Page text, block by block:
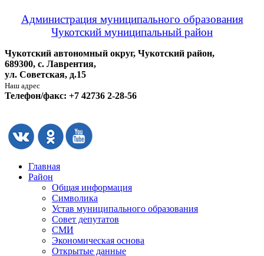
Администрация муниципального образования
Чукотский муниципальный район
Чукотский автономный округ, Чукотский район,
689300, с. Лаврентия,
ул. Советская, д.15
Наш адрес
Телефон/факс: +7 42736 2-28-56
Главная
Район
Общая информация
Символика
Устав муниципального образования
Совет депутатов
СМИ
Экономическая основа
Открытые данные